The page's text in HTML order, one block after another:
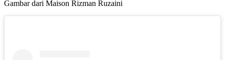
Gambar dari Maison Rizman Ruzaini